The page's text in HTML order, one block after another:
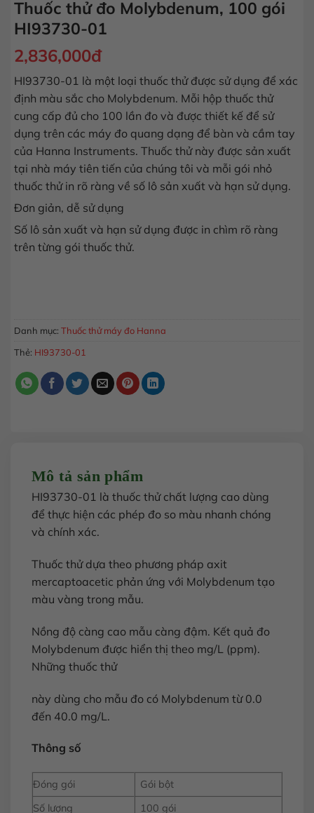
Thuốc thử đo Molybdenum, 100 gói
HI93730-01
2,836,000đ
HI93730-01 là một loại thuốc thử được sử dụng để xác
định màu sắc cho Molybdenum. Mỗi hộp thuốc thử
cung cấp đủ cho 100 lần đo và được thiết kế để sử
dụng trên các máy đo quang dạng để bàn và cầm tay
của Hanna Instruments. Thuốc thử này được sản xuất
tại nhà máy tiên tiến của chúng tôi và mỗi gói nhỏ
thuốc thử in rõ ràng về số lô sản xuất và hạn sử dụng.
Đơn giản, dễ sử dụng
Số lô sản xuất và hạn sử dụng được in chìm rõ ràng
trên từng gói thuốc thử.
Danh mục: Thuốc thử máy đo Hanna
Thẻ: HI93730-01
Mô tả sản phẩm
HI93730-01 là thuốc thử chất lượng cao dùng
để thực hiện các phép đo so màu nhanh chóng
và chính xác.
Thuốc thử dựa theo phương pháp axit
mercaptoacetic phản ứng với Molybdenum tạo
màu vàng trong mẫu.
Nồng độ càng cao mẫu càng đậm. Kết quả đo
Molybdenum được hiển thị theo mg/L (ppm).
Những thuốc thử
này dùng cho mẫu đo có Molybdenum từ 0.0
đến 40.0 mg/L.
Thông số
Đóng gói
Gói bột
Số lượng
100 gói